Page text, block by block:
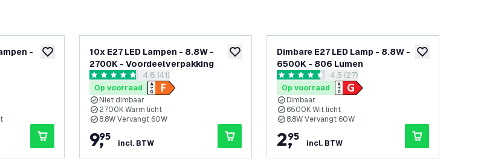
toevoegen aan verlanglijst
-
openen
toevoegen aan verlanglijst
10x E27 LED Lampen - 8.8W -
2700K - Voordeelverpakking
reviews drawer openen
4.8 score sterren4.8 (41)
Op voorraad
Niet dimbaar
2700K Warm licht
8.8W Vervangt 60W
9,
95
incl. BTW
toevoegen
Dimbare E27 LED Lamp - 8.8W -
6500K - 806 Lumen
reviews drawer openen
4.5 score sterren4.5 (27)
Op voorraad
Dimbaar
6500K Wit licht
8.8W Vervangt 60W
2,
95
incl. BTW